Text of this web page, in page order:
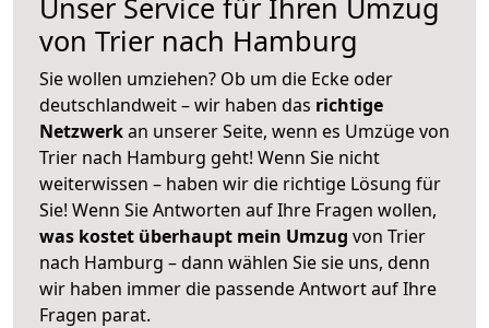
von Trier nach Hamburg
Sie wollen umziehen? Ob um die Ecke oder
deutschlandweit – wir haben das richtige
Netzwerkan unserer Seite, wenn es Umzüge von
Trier nach Hamburg geht! Wenn Sie nicht
weiterwissen – haben wir die richtige Lösung für
Sie! Wenn Sie Antworten auf Ihre Fragen wollen,
was kostet überhaupt mein Umzug von Trier
nach Hamburg – dann wählen Sie sie uns, denn
wir haben immer die passende Antwort auf Ihre
Fragen parat.